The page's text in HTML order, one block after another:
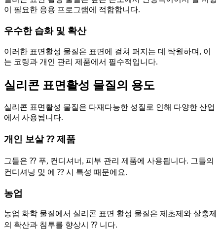
이 필요한 응용 프로그램에 적합합니다.
우수한 습화 및 확산
이러한 표면활성 물질은 표면에 걸쳐 퍼지는 데 탁월하며, 이
는 코팅과 개인 관리 제품에서 필수적입니다.
실리콘 표면활성 물질의 용도
실리콘 표면활성 물질은 다재다능한 성질로 인해 다양한 산업
에서 사용됩니다.
개인 보살 ⁇ 제품
그들은 ⁇ 푸, 컨디셔너, 피부 관리 제품에 사용됩니다. 그들의
컨디셔닝 및 에 ⁇ 시 특성 때문에요.
농업
농업 화학 물질에서 실리콘 표면 활성 물질은 제초제와 살충제
의 확산과 침투를 향상시 ⁇ 니다.